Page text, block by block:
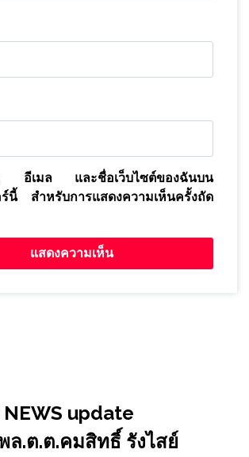
อีเมล และชื่อเว็บไซต์ของฉันบน
ร์นี้ สำหรับการแสดงความเห็นครั้งถัด
NEWS update
ล.ต.ต.คมสิทธิ์ รังไสย์